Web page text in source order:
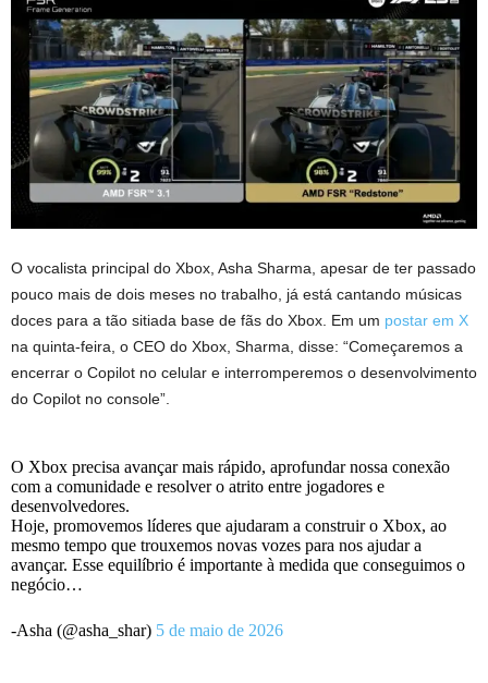
O vocalista principal do Xbox, Asha Sharma, apesar de ter passado
pouco mais de dois meses no trabalho, já está cantando músicas
doces para a tão sitiada base de fãs do Xbox. Em um postar em X
na quinta-feira, o CEO do Xbox, Sharma, disse: “Começaremos a
encerrar o Copilot no celular e interromperemos o desenvolvimento
do Copilot no console”.
O Xbox precisa avançar mais rápido, aprofundar nossa conexão
com a comunidade e resolver o atrito entre jogadores e
desenvolvedores.
Hoje, promovemos líderes que ajudaram a construir o Xbox, ao
mesmo tempo que trouxemos novas vozes para nos ajudar a
avançar. Esse equilíbrio é importante à medida que conseguimos o
negócio…
-Asha (@asha_shar) 5 de maio de 2026